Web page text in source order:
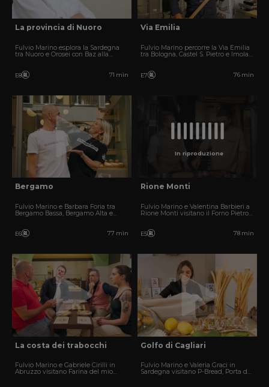
La provincia di Nuoro
Fulvio Marino esplora la Sardegna
tra Nuoro e Orosei con Baz alla
E8 71 min
Via Emilia
Fulvio Marino percorre la Via Emilia
tra Bologna, Castel S. Pietro e Imola
E7 76 min
Bergamo
Fulvio Marino e Barbara Foria tra
Bergamo Bassa, Bergamo Alta e
Mimmo e Mario's Bakery.
E6 77 min
In riproduzione
Rione Monti
Fulvio Marino e Valentina Barbieri a
Rione Monti visitano il Forno Pietro
Meraviglie della capitale.
E5 78 min
La costa dei trabocchi
Fulvio Marino e Gabriele Cirilli in
Abruzzo visitano Farina del mio
Golfo di Cagliari
Fulvio Marino e Valeria Graci in
Sardegna visitano P-Bread, Porta dal